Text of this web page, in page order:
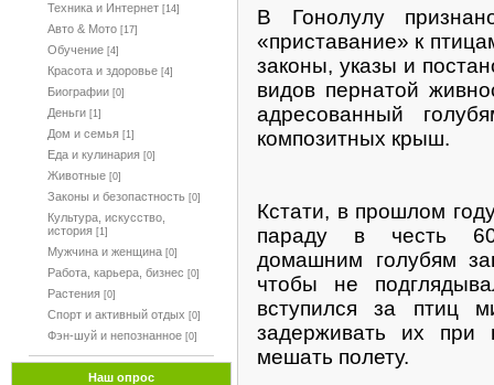
Техника и Интернет [14]
Авто & Мото [17]
Обучение [4]
Красота и здоровье [4]
Биографии [0]
Деньги [1]
Дом и семья [1]
Еда и кулинария [0]
Животные [0]
Законы и безопастность [0]
Культура, искусство,
история [1]
Мужчина и женщина [0]
Работа, карьера, бизнес [0]
Растения [0]
Спорт и активный отдых [0]
Фэн-шуй и непознанное [0]
Наш опрос
В Гонолулу
«приставание» к
законы, указы и
видов пернатой
адресованный
композитных крыш.
Кстати, в прошлом
параду в честь
домашним голубям
чтобы не
вступился за птиц
задерживать их
мешать полету.